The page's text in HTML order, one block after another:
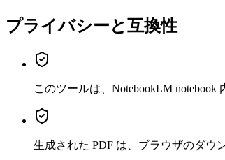
プライバシーと互換性
このツールは、NotebookLM
生成された PDF は、ブラウザのダウ